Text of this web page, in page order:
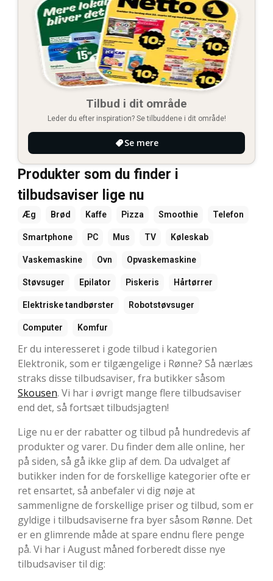
Tilbud i dit område
Leder du efter inspiration? Se tilbuddene i dit område!
Se mere
Produkter som du finder i
tilbudsaviser lige nu
Æg Brød Kaffe Pizza Smoothie Telefon
Smartphone PC Mus TV Køleskab
Vaskemaskine Ovn Opvaskemaskine
Støvsuger Epilator Piskeris Hårtørrer
Elektriske tandbørster Robotstøvsuger
Computer Komfur
Er du interesseret i gode tilbud i kategorien
Elektronik, som er tilgængelige i Rønne? Så nærlæs
straks disse tilbudsaviser, fra butikker såsom
Skousen. Vi har i øvrigt mange flere tilbudsaviser
end det, så fortsæt tilbudsjagten!
Lige nu er der rabatter og tilbud på hundredevis af
produkter og varer. Du finder dem alle online, her
på siden, så gå ikke glip af dem. Da udvalget af
butikker inden for de forskellige kategorier ofte er
ret ensartet, så anbefaler vi dig nøje at
sammenligne de forskellige priser og tilbud, som er
gyldige i tilbudsaviserne fra byer såsom Rønne. Det
er en glimrende måde at spare endnu flere penge
på. Vi har i August måned forberedt disse nye
tilbudsaviser til dig: